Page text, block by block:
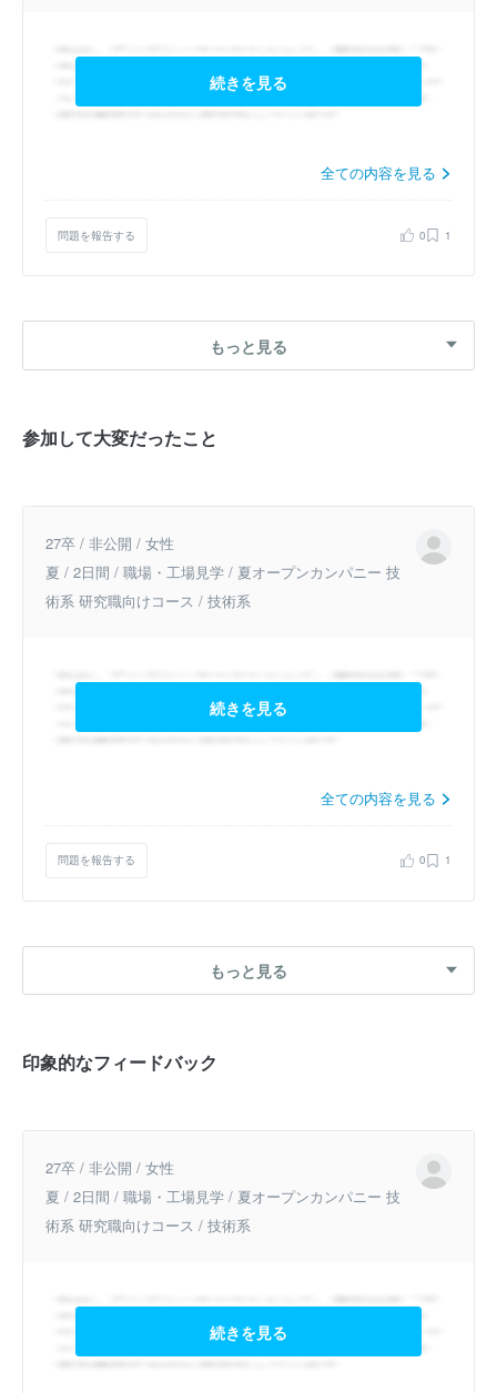
続きを見る
全ての内容を見る
問題を報告する 0 1
もっと見る
参加して大変だったこと
27卒 / 非公開 / 女性
夏 / 2日間 / 職場・工場見学 / 夏オープンカンパニー 技
術系 研究職向けコース / 技術系
続きを見る
全ての内容を見る
問題を報告する 0 1
もっと見る
印象的なフィードバック
27卒 / 非公開 / 女性
夏 / 2日間 / 職場・工場見学 / 夏オープンカンパニー 技
術系 研究職向けコース / 技術系
続きを見る